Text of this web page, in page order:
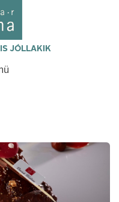
JÓLLAKIK